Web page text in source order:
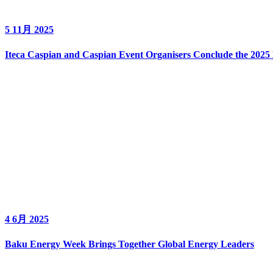
5 11月 2025
Iteca Caspian and Caspian Event Organisers Conclude the
4 6月 2025
Baku Energy Week Brings Together Global Energy Leaders